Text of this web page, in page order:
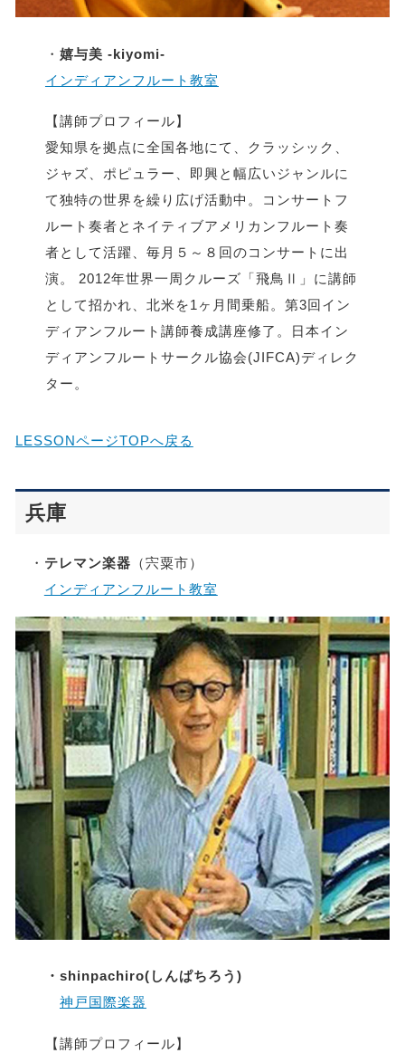
・ 嬉与美 -kiyomi-
インディアンフルート教室
【講師プロフィール】
愛知県を拠点に全国各地にて、クラッシック、
ジャズ、ポピュラー、即興と幅広いジャンルに
て独特の世界を繰り広げ活動中。コンサートフ
ルート奏者とネイティブアメリカンフルート奏
者として活躍、毎月５～８回のコンサートに出
演。 2012年世界一周クルーズ「飛鳥Ⅱ」に講師
として招かれ、北米を1ヶ月間乗船。第3回イン
ディアンフルート講師養成講座修了。日本イン
ディアンフルートサークル協会(JIFCA)ディレク
ター。
LESSONページTOPへ戻る
兵庫
・ テレマン楽器 （宍粟市）
インディアンフルート教室
・shinpachiro(しんぱちろう)
神戸国際楽器
【講師プロフィール】